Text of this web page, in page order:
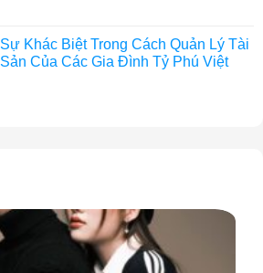
Sự Khác Biệt Trong Cách Quản Lý Tài
Sản Của Các Gia Đình Tỷ Phú Việt